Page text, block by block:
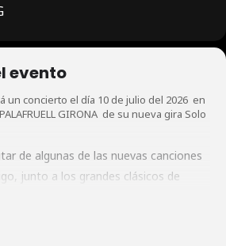
evento
un concierto el día 10 de julio del 2026 en
GIRONA de su nueva gira Solo
de algunas de las nuevas canciones
junto a los grandes clásicos de
tanto”, “Planta 14”, “Solo pienso en
más.